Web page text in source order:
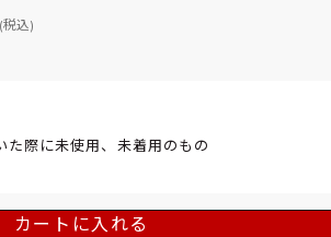
(税込)
た際に未使用、未着用のもの
カートに入れる